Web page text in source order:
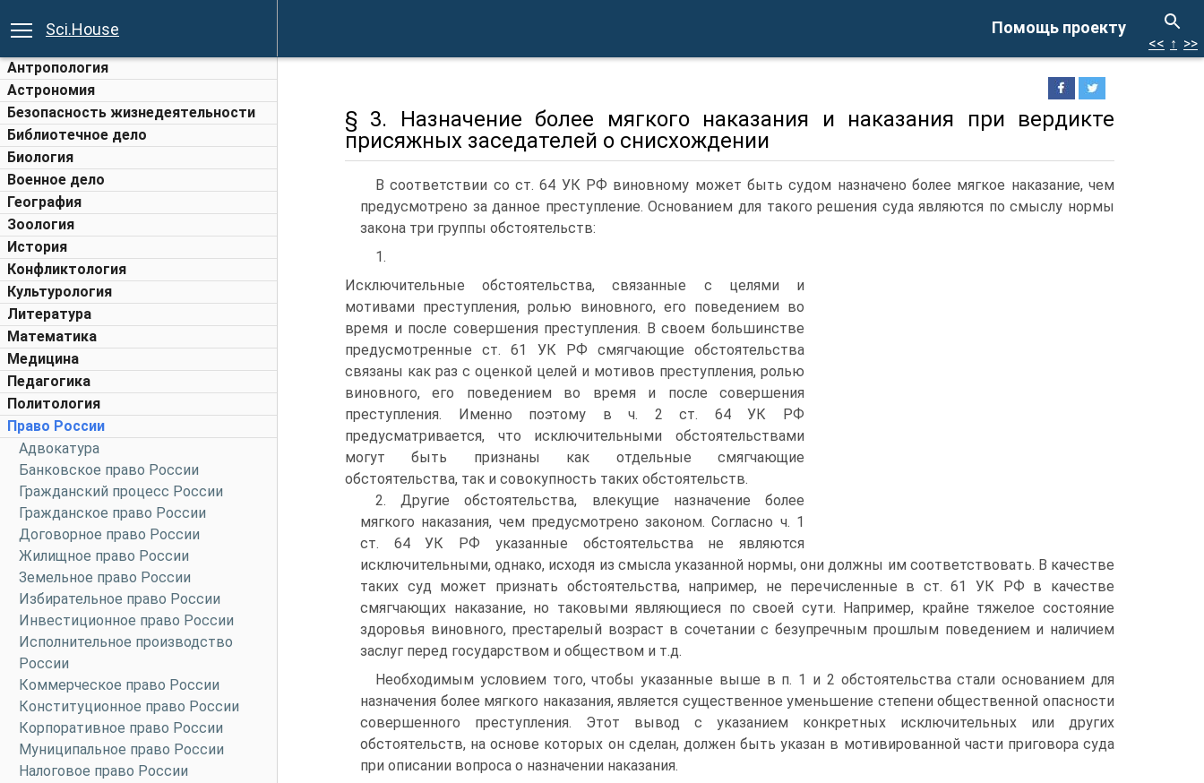
Помощь проекту
Sci.House
Антропология
Астрономия
Безопасность жизнедеятельности
Библиотечное дело
Биология
Военное дело
География
Зоология
История
Конфликтология
Культурология
Литература
Математика
Медицина
Педагогика
Политология
Право России
Адвокатура
Банковское право России
Гражданский процесс России
Гражданское право России
Договорное право России
Жилищное право России
Земельное право России
Избирательное право России
Инвестиционное право России
Исполнительное производство
России
Коммерческое право России
Конституционное право России
Корпоративное право России
Муниципальное право России
Налоговое право России
<< ↑ >>
§ 3. Назначение более мягкого наказания и наказания при вердикте
присяжных заседателей о снисхождении
В соответствии со ст. 64 УК РФ виновному может быть судом назначено более мягкое наказание, чем
предусмотрено за данное преступление. Основанием для такого решения суда являются по смыслу нормы
закона три группы обстоятельств:
1.
Исключительные обстоятельства, связанные с целями и
мотивами преступления, ролью виновного, его поведением во
время и после совершения преступления. В своем большинстве
предусмотренные ст. 61 УК РФ смягчающие обстоятельства
связаны как раз с оценкой целей и мотивов преступления, ролью
виновного, его поведением во время и после совершения
преступления. Именно поэтому в ч. 2 ст. 64 УК РФ
предусматривается, что исключительными обстоятельствами
могут быть признаны как отдельные смягчающие
обстоятельства, так и совокупность таких обстоятельств.
2. Другие обстоятельства, влекущие назначение более
мягкого наказания, чем предусмотрено законом. Согласно ч. 1
ст. 64 УК РФ указанные обстоятельства не являются
исключительными, однако, исходя из смысла указанной нормы, они должны им соответствовать. В качестве
таких суд может признать обстоятельства, например, не перечисленные в ст. 61 УК РФ в качестве
смягчающих наказание, но таковыми являющиеся по своей сути. Например, крайне тяжелое состояние
здоровья виновного, престарелый возраст в сочетании с безупречным прошлым поведением и наличием
заслуг перед государством и обществом и т.д.
Необходимым условием того, чтобы указанные выше в п. 1 и 2 обстоятельства стали основанием для
назначения более мягкого наказания, является существенное уменьшение степени общественной опасности
совершенного преступления. Этот вывод с указанием конкретных исключительных или других
обстоятельств, на основе которых он сделан, должен быть указан в мотивированной части приговора суда
при описании вопроса о назначении наказания.